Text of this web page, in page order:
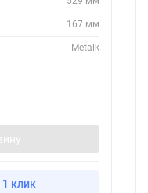
167 мм
Metalk
1 клик